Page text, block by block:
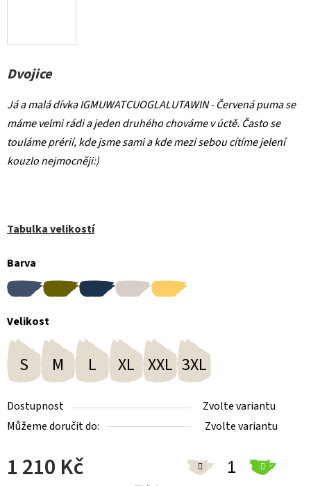
Dvojice
Já a malá dívka IGMUWATCUOGLALUTAWIN - Červená puma se
máme velmi rádi a jeden druhého chováme v úctě. Často se
touláme prérií, kde jsme sami a kde mezi sebou cítíme jelení
kouzlo nejmocněji:)
Tabulka velikostí
Barva
Velikost
S M L XL XXL 3XL
Dostupnost
Zvolte variantu
Můžeme doručit do:
Zvolte variantu
1 210 Kč